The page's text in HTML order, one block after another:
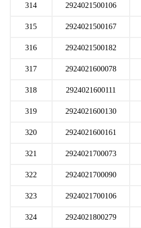
314 2924021500106
315 2924021500167
316 2924021500182
317 2924021600078
318 2924021600111
319 2924021600130
320 2924021600161
321 2924021700073
322 2924021700090
323 2924021700106
324 2924021800279